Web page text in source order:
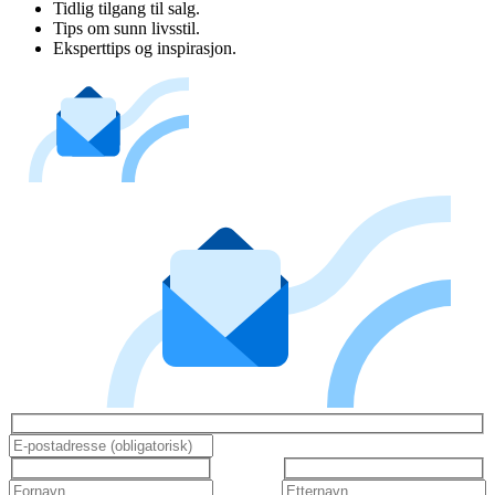
Tidlig tilgang til salg.
Tips om sunn livsstil.
Eksperttips og inspirasjon.